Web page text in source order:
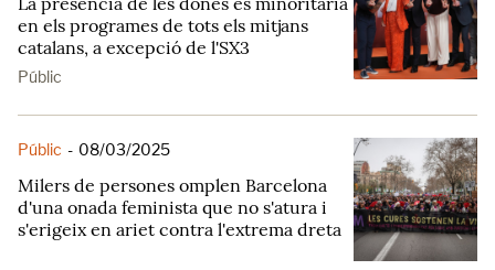
en els programes de tots els mitjans
catalans, a excepció de l'SX3
Públic
Públic - 08/03/2025
Milers de persones omplen Barcelona
d'una onada feminista que no s'atura i
s'erigeix en ariet contra l'extrema dreta